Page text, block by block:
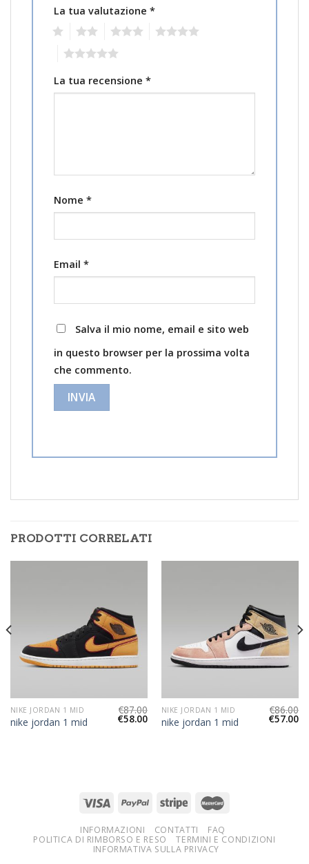
La tua valutazione *
La tua recensione *
Nome *
Email *
Salva il mio nome, email e sito web
in questo browser per la prossima volta
che commento.
PRODOTTI CORRELATI
NIKE JORDAN 1 MID
nike jordan 1 mid
€87.00
€58.00
NIKE JORDAN 1 MID
nike jordan 1 mid
€86.00
€57.00
INFORMAZIONI CONTATTI
FAQ
POLITICA DI RIMBORSO E RESO
TERMINI E CONDIZIONI
INFORMATIVA SULLA PRIVACY